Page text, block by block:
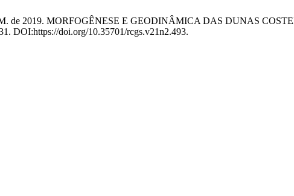
de 2019. MORFOGÊNESE E GEODINÂMICA DAS DUNAS
DOI:https://doi.org/10.35701/rcgs.v21n2.493.